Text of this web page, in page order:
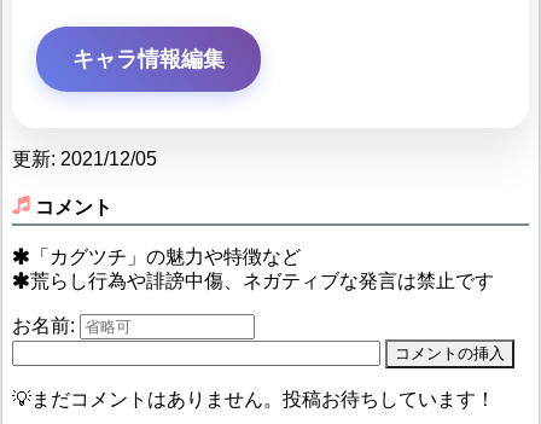
キャラ情報編集
更新: 2021/12/05
コメント
「カグツチ」の魅力や特徴など
荒らし行為や誹謗中傷、ネガティブな発言は禁止です
お名前:
💡まだコメントはありません。投稿お待ちしています！